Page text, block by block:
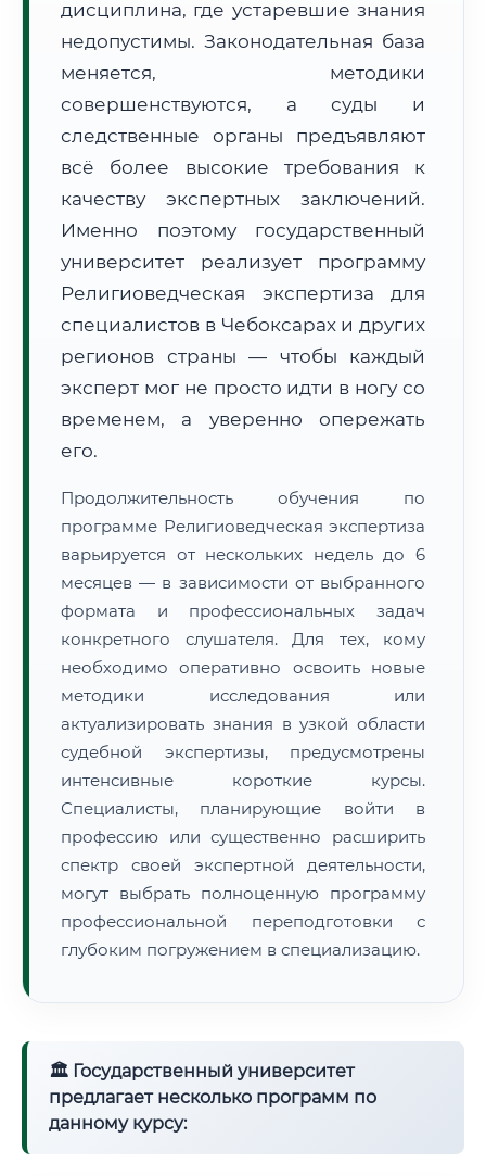
Формат учебы:
Дистанционно
🗺️ Зона обслуживания: г. Чебоксары
• Маршрут транзита: ~2 221 км
📜 Документы и аккредитация ФИС ФРДО
Нажмите на документ для увеличения и просмотра
дисциплина, где устаревшие знания
недопустимы. Законодательная база
меняется, методики
совершенствуются, а суды и
следственные органы предъявляют
всё более высокие требования к
качеству экспертных заключений.
Именно поэтому государственный
университет реализует программу
Религиоведческая экспертиза для
специалистов в Чебоксарах и других
регионов страны — чтобы каждый
эксперт мог не просто идти в ногу со
временем, а уверенно опережать
его.
Продолжительность обучения по
программе Религиоведческая экспертиза
варьируется от нескольких недель до 6
месяцев — в зависимости от выбранного
формата и профессиональных задач
конкретного слушателя. Для тех, кому
необходимо оперативно освоить новые
методики исследования или
актуализировать знания в узкой области
судебной экспертизы, предусмотрены
интенсивные короткие курсы.
Специалисты, планирующие войти в
профессию или существенно расширить
спектр своей экспертной деятельности,
могут выбрать полноценную программу
профессиональной переподготовки с
глубоким погружением в специализацию.
🏛 Государственный университет
предлагает несколько программ по
данному курсу: